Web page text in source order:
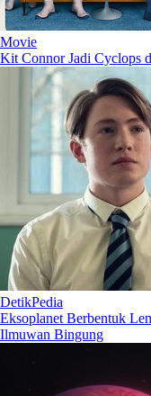
Movie
Kit Connor Jadi Cyclops
DetikPedia
Eksoplanet Berbentuk
Ilmuwan Bingung